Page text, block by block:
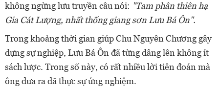
không ngừng lưu truyền câu nói: "Tam phân thiên hạ
Gia Cát Lượng, nhất thống giang sơn Lưu Bá Ôn".
Trong khoảng thời gian giúp Chu Nguyên Chương gây
dựng sự nghiệp, Lưu Bá Ôn đã từng dâng lên không ít
sách lược. Trong số này, có rất nhiều lời tiên đoán mà
ông đưa ra đã thực sự ứng nghiệm.